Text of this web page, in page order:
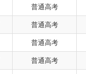
普通高考
普通高考
普通高考
普通高考